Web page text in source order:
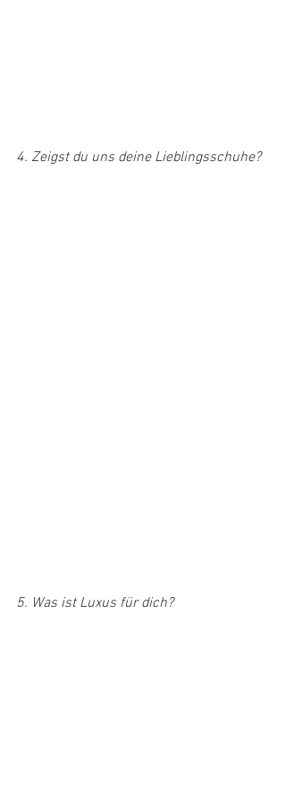
4. Zeigst du uns deine Lieblingsschuhe?
5. Was ist Luxus für dich?